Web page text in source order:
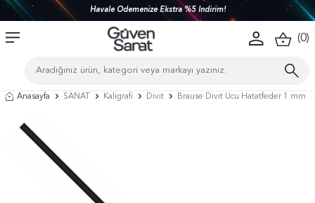
Havale Ödemenize Ekstra %5 İndirim!
(0)
Anasayfa SANAT Kaligrafi Divit Brause Divit Ucu Hatatfeder 1 mm